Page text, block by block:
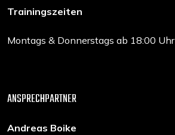
Trainingszeiten
Montags & Donnerstags ab 18:00 Uhr
ANSPRECHPARTNER
Andreas Boike